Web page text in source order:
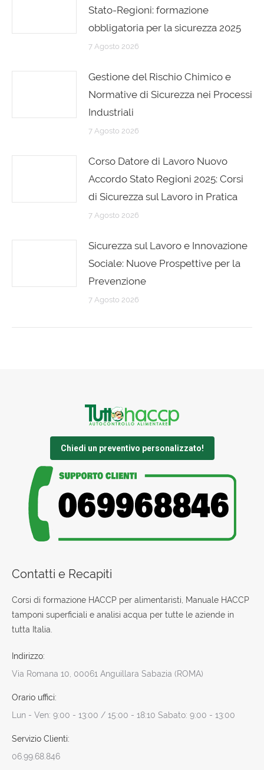
Stato-Regioni: formazione
obbligatoria per la sicurezza 2025
7 Agosto 2026
Gestione del Rischio Chimico e
Normative di Sicurezza nei Processi
Industriali
7 Agosto 2026
Corso Datore di Lavoro Nuovo
Accordo Stato Regioni 2025: Corsi
di Sicurezza sul Lavoro in Pratica
7 Agosto 2026
Sicurezza sul Lavoro e Innovazione
Sociale: Nuove Prospettive per la
Prevenzione
7 Agosto 2026
Chiedi un preventivo personalizzato!
Contatti e Recapiti
Corsi di formazione HACCP per alimentaristi, Manuale HACCP
tamponi superficiali e analisi acqua per tutte le aziende in
tutta Italia.
Indirizzo:
Via Romana 10, 00061 Anguillara Sabazia (ROMA)
Orario uffici:
Lun - Ven: 9:00 - 13:00 / 15:00 - 18:10 Sabato: 9:00 - 13:00
Servizio Clienti:
06.99.68.846